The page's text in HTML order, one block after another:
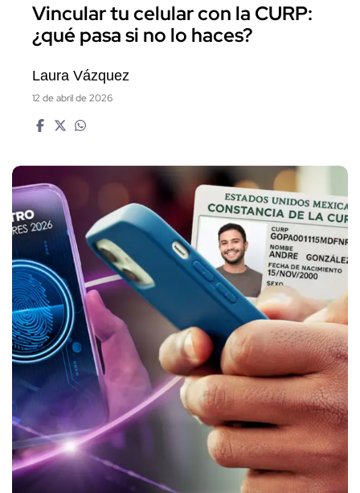
Vincular tu celular con la CURP:
¿qué pasa si no lo haces?
Laura Vázquez
12 de abril de 2026